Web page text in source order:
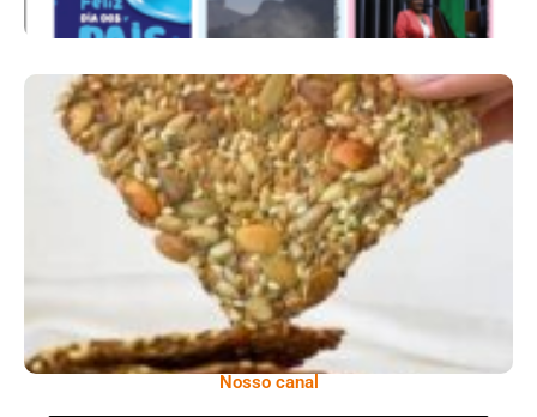
Comer Bem: Cracker De Sementes
Nosso canal